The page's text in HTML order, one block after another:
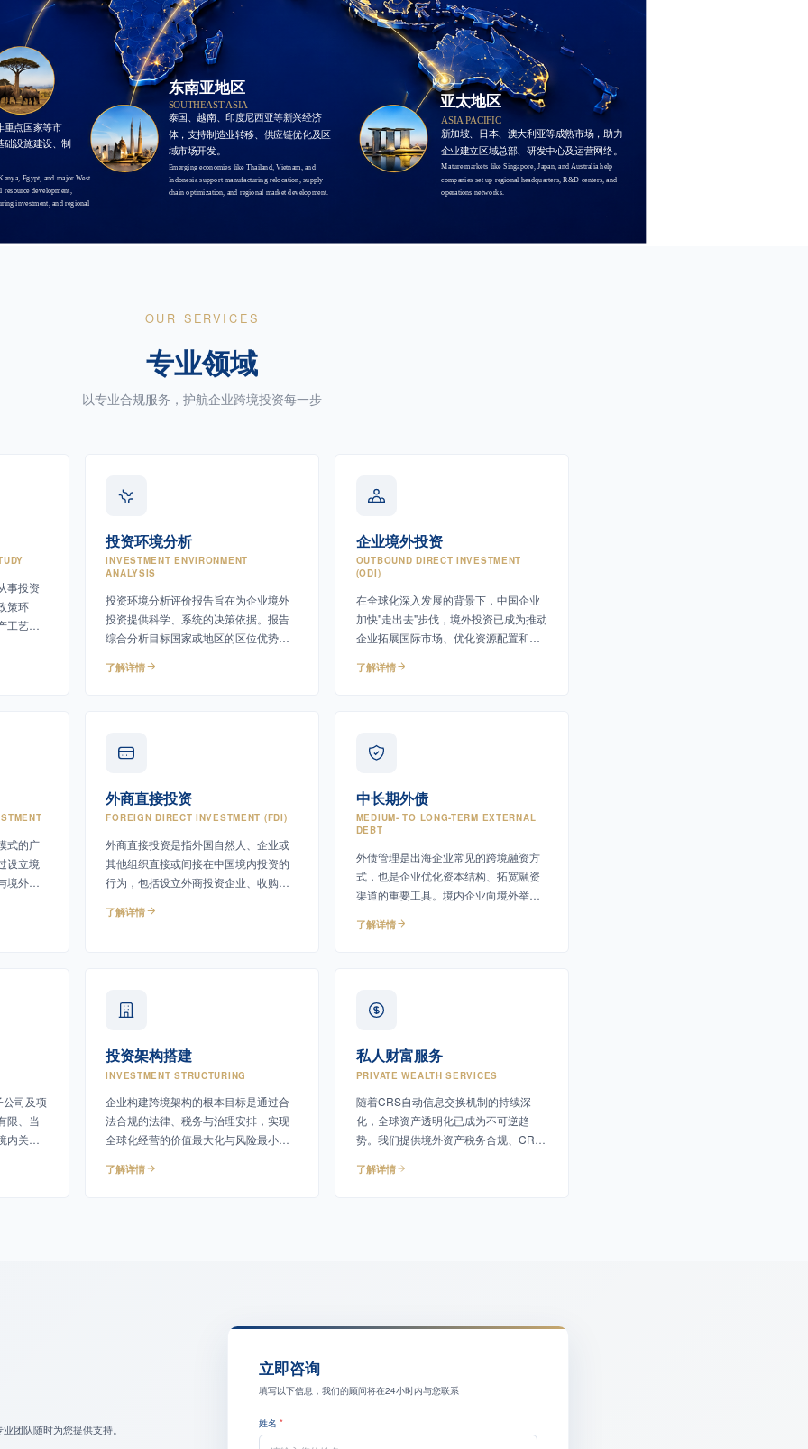
SOUTHEAST ASIA
泰国、越南、印度尼西亚等新兴经济
体，支持制造业转移、供应链优化及区
域市场开发。
Emerging economies like Thailand, Vietnam, and
Indonesia support manufacturing relocation, supply
chain optimization, and regional market development.
亚太地区
ASIA PACIFIC
新加坡、日本、澳大利亚等成熟市场，助力
企业建立区域总部、研发中心及运营网络。
Mature markets like Singapore, Japan, and Australia help
companies set up regional headquarters, R&D centers, and
operations networks.
东南亚地区
重点国家等市
设施建设、制
Egypt, and major West
development,
investment, and regional
OUR SERVICES
专业领域
以专业合规服务，护航企业跨境投资每一步
事投资
策环
工艺、
投资环境分析
INVESTMENT ENVIRONMENT
ANALYSIS
投资环境分析评价报告旨在为企业境外
投资提供科学、系统的决策依据。报告
综合分析目标国家或地区的区位优势、
人力资源以及政策环境等核心因素，帮
了解详情
企业境外投资
OUTBOUND DIRECT INVESTMENT
(ODI)
在全球化深入发展的背景下，中国企业
加快"走出去"步伐，境外投资已成为推动
企业拓展国际市场、优化资源配置和提
了解详情
式的广
设立境
境外投
外商直接投资
FOREIGN DIRECT INVESTMENT (FDI)
外商直接投资是指外国自然人、企业或
其他组织直接或间接在中国境内投资的
行为，包括设立外商投资企业、收购股
了解详情
中长期外债
MEDIUM- TO LONG-TERM EXTERNAL
DEBT
外债管理是出海企业常见的跨境融资方
式，也是企业优化资本结构、拓宽融资
渠道的重要工具。境内企业向境外举借
了解详情
司及项
限、当
内关联
投资架构搭建
INVESTMENT STRUCTURING
企业构建跨境架构的根本目标是通过合
法合规的法律、税务与治理安排，实现
全球化经营的价值最大化与风险最小
了解详情
私人财富服务
PRIVATE WEALTH SERVICES
随着CRS自动信息交换机制的持续深
化，全球资产透明化已成为不可逆趋
势。我们提供境外资产税务合规、CRS
了解详情
团队随时为您提供支持。
立即咨询
填写以下信息，我们的顾问将在24小时内与您联系
姓名 *